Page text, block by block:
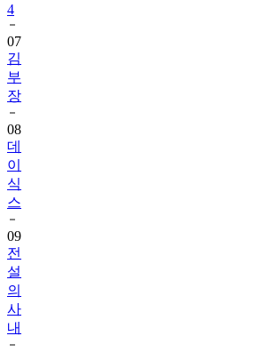
4
07
김
부
장
08
데
이
식
스
09
전
설
의
사
내